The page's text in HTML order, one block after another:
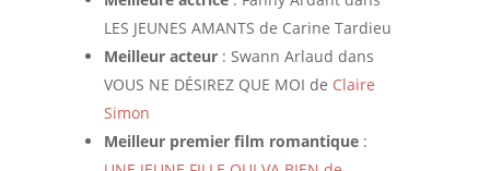
LES JEUNES AMANTS de Carine Tardieu
Meilleur acteur: Swann Arlaud dans
VOUS NE DÉSIREZ QUE MOI de Claire
Simon
Meilleur premier film romantique: